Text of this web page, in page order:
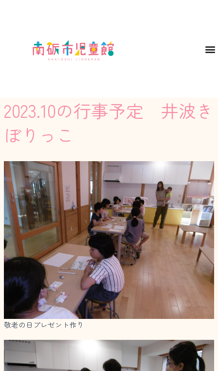
2023.10の行事予定 井波き
ぼりっこ
敬老の日プレゼント作り